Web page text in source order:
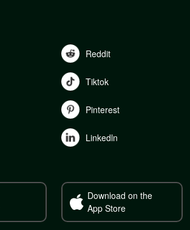
Reddit
Tiktok
Pinterest
Linkedln
Download on the
App Store